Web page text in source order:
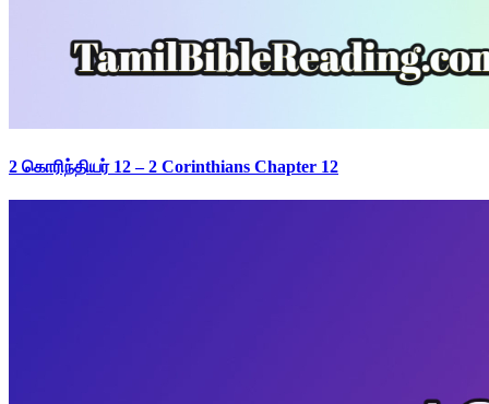
2 கொரிந்தியர் 12 – 2 Corinthians Chapter 12